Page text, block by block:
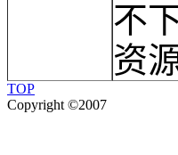
不
资
TOP
Copyright ©2007